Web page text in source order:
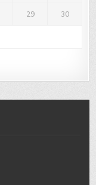
29 30